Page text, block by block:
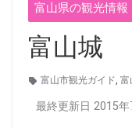
富山県の観光情報
富山城
富山市観光ガイド, 富
最終更新日 2015年